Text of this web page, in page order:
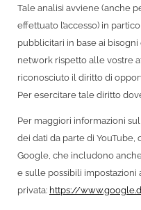
Tale analisi avviene (anche
effettuato l’accesso) in
pubblicitari in base ai
network rispetto alle vostre
riconosciuto il diritto di
Per esercitare tale diritto
Per maggiori informazioni
dei dati da parte di
Google, che includono
e sulle possibili impostazioni
privata: https://